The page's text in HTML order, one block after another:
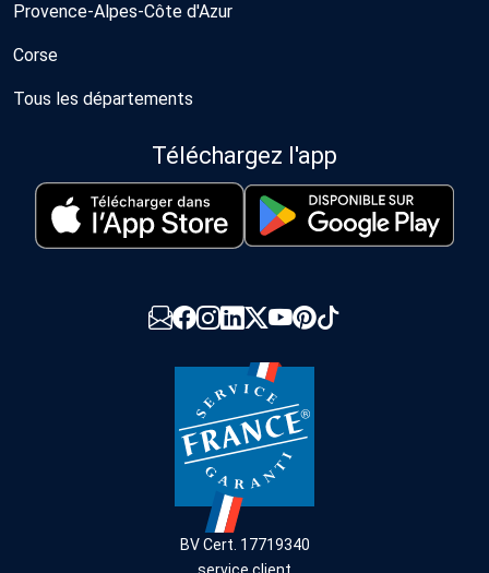
Provence-Alpes-Côte d'Azur
Corse
Tous les départements
Téléchargez l'app
BV Cert. 17719340